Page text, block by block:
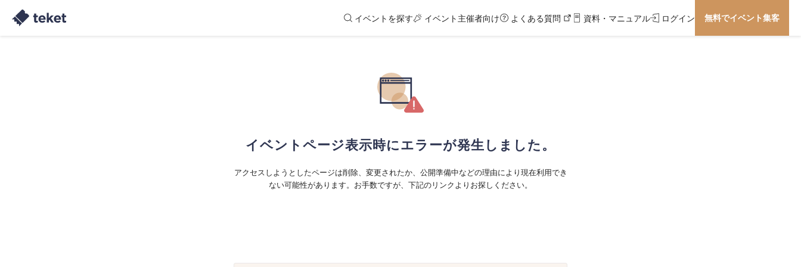
イベントを探す イベント主催者向け よくある質問 資料・マニュアル ログイン 無料でイベント集客
イベントページ表示時にエラーが発生しました。
アクセスしようとしたページは削除、変更されたか、公開準備中などの理由により現在利用でき
ない可能性があります。お手数ですが、下記のリンクよりお探しください。